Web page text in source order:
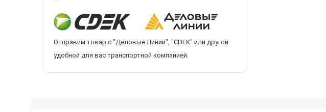
Отправим товар с "Деловые Линии", "CDEK" или другой
удобной для вас транспортной компанией.